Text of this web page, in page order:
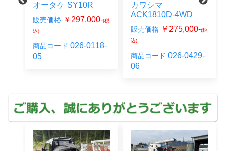
オータケ SY10R
販売価格 ￥297,000-(税
込)
商品コード 026-0118-
05
カワシマ
ACK1810D-4WD
販売価格 ￥275,000-(税
込)
商品コード 026-0429-
06